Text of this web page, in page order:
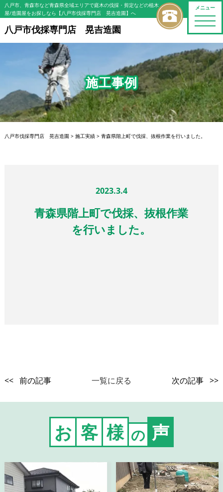
メニュー
toggle
八戸市、青森市など青森県全域エリアで庭木の伐採・剪定などの植木
屋/造園屋をお探しなら【八戸市伐採専門店 晃吉造園】へ
八戸市伐採専門店 晃吉造園
施工事例
八戸市伐採専門店 晃吉造園> 施工実績> 青森県階上町で伐採、抜根作業を行いました。
2023.3.4
青森県階上町で伐採、抜根作業
を行いました。
<< 前の記事 一覧に戻る 次の記事 >>
お 客 様 の 声